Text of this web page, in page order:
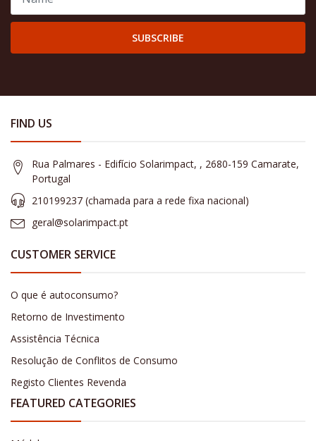
SUBSCRIBE
FIND US
Rua Palmares - Edifício Solarimpact, , 2680-159 Camarate,
Portugal
210199237 (​chamada para a rede fixa nacional)
geral@solarimpact.pt
CUSTOMER SERVICE
O que é autoconsumo?
Retorno de Investimento
Assistência Técnica
Resolução de Conflitos de Consumo
Registo Clientes Revenda
FEATURED CATEGORIES